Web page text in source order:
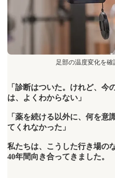
足部の温度変化を確
「診断はついた。けれど、今
は、よくわからない」
「薬を続ける以外に、何を意
てくれなかった」
私たちは、こうした行き場の
40年間向き合ってきました。